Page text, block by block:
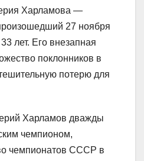
Харламова —
27 ноября
лет. Его внезапная
поклонников в
потерю для
Харламов дважды
чемпионом,
чемпионатов СССР в